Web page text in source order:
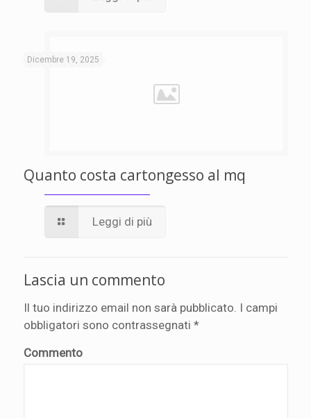
Dicembre 19, 2025
Quanto costa cartongesso al mq
Leggi di più
Lascia un commento
Il tuo indirizzo email non sarà pubblicato. I campi
obbligatori sono contrassegnati *
Commento